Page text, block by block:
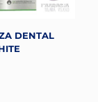
DENTAL